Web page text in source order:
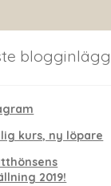
blogginlägg
kurs, ny löpare
2019!